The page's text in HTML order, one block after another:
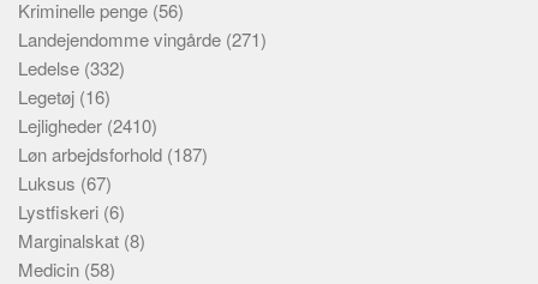
Kriminelle penge (56)
Landejendomme vingårde (271)
Ledelse (332)
Legetøj (16)
Lejligheder (2410)
Løn arbejdsforhold (187)
Luksus (67)
Lystfiskeri (6)
Marginalskat (8)
Medicin (58)